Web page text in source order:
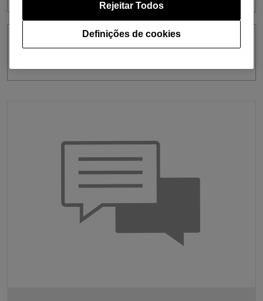
A função TRACK SEPARATION pode
Definições de cookies
Rejeitar Todos